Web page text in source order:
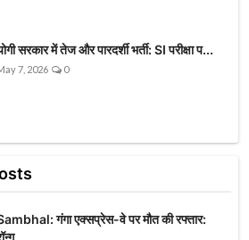
सरकार में तेज और पारदर्शी भर्ती: SI परीक्षा प...
7, 2026 0
गंगा एक्सप्रेस-वे पर मौत की रफ्तार: